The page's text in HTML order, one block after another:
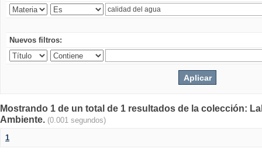
Nuevos filtros:
Mostrando 1 de un total de 1 resultados de la colección:
Ambiente. (0.001 segundos)
1